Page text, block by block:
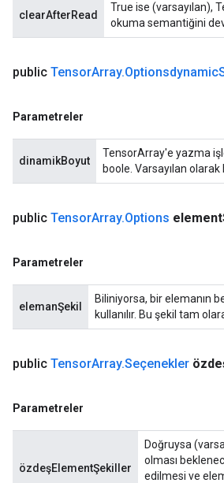
clearAfterRead
True ise (varsayılan),
okuma semantiğini
public TensorArray.Optionsdynamic
Parametreler
dinamikBoyut
TensorArray'e yazma
boole. Varsayılan
public TensorArray.Options element
Parametreler
elemanŞekil
Biliniyorsa, bir elemanın
kullanılır. Bu şekil tam
public TensorArray.Seçenekler
Parametreler
özdeşElementŞekiller
Doğruysa
olması
edilmesi ve